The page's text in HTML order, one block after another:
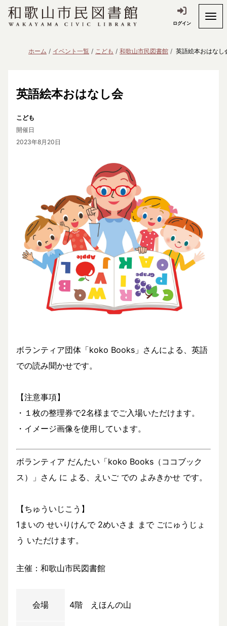
ログイン
ホーム イベント一覧 こども 和歌山市民図書館 英語絵本おはなし
英語絵本おはなし会
こども
開催日
2023年8月20日
ボランティア団体「koko Books」さんによる、英語
での読み聞かせです。
【注意事項】
・１枚の整理券で2名様までご入場いただけます。
・イメージ画像を使用しています。
ボランティア だんたい「koko Books（ココブック
ス）」さん に よる、えいご での よみきかせ です。
【ちゅういじこう】
1まいの せいりけんで 2めいさま まで ごにゅうじょ
う いただけます。
主催：和歌山市民図書館
会場 4階 えほんの山